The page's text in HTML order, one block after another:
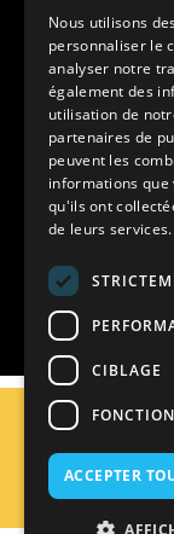
Facebook
Instagram
Colonie de
Modes de
Chèque,
Bons CAF,
Carte
règlement,
Nous utilisons
personnaliser le
analyser notre
également des
utilisation de
partenaires de
peuvent les
informations que
qu'ils ont
de leurs services.
CIBLAGE
ACCEPTER